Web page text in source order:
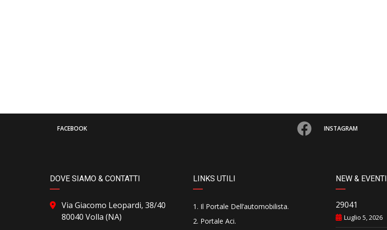
FACEBOOK INSTAGRAM
DOVE SIAMO & CONTATTI
Via Giacomo Leopardi, 38/40
80040 Volla (NA)
LINKS UTILI
Il Portale Dell’automobilista.
Portale Aci.
NEW & EVENTI
29041
Luglio 5, 2026